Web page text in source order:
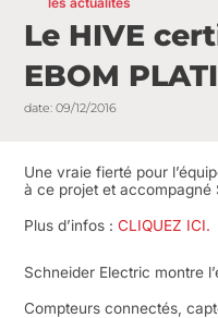
Le HIVE
EBOM
date: 09/12/2016
Une vraie fierté pour
à ce projet et accompagné
Plus d’infos :CLIQUEZ ICI.
Schneider Electric montre
Compteurs connectés,